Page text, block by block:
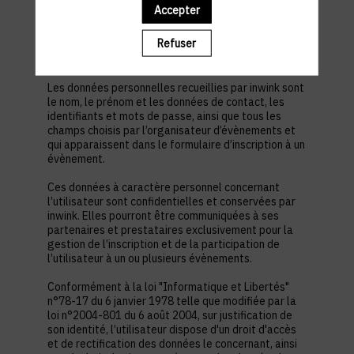
s’inscrire à un évènement, d’accéder au site d’un
évènement, et de consulter les informations
relatives à l’organisation pratique et logistique d’un
Les données personnelles recueillies par inwink sont
le nom, le prénom et les données de contact, les
identifiants et mots de passe, ainsi que tous les
champs choisis par l’organisateur d’évènements et
qui apparaissent dans le formulaire d’inscription à un
évènement.
Ces données à caractère personnel concernant
l’utilisateur sont confidentielles et conservées par
inwink. Elles pourront être communiquées à ses
partenaires et prestataires exclusivement pour la
gestion de l’inscription et de la participation de
l’utilisateur à un ou plusieurs évènements.
Conformément à la loi "Informatique et Libertés"
n°78-17 du 6 janvier 1978 telle que modifiée par la
loi n°2004-801 du 6 août 2004, sur justification de
son identité, l’utilisateur dispose d'un droit d'accès
et de rectification des données le concernant, ainsi
Accepter
Refuser